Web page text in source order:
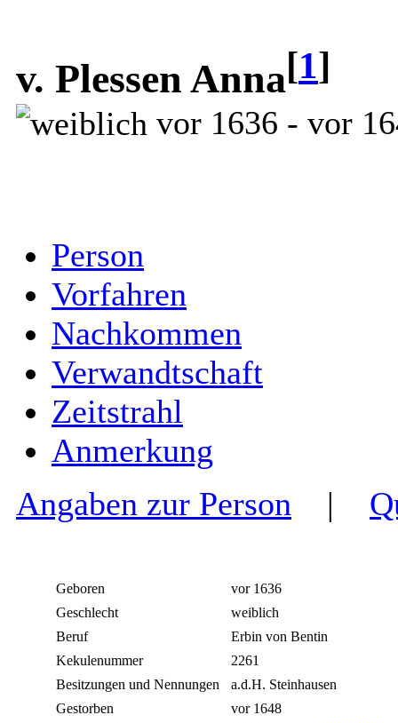
v. Plessen Anna[1]
vor 1636 - vor
Person
Vorfahren
Nachkommen
Verwandtschaft
Zeitstrahl
Anmerkung
Angaben zur Person |
Geboren
vor 1636
Geschlecht
weiblich
Beruf
Erbin von Bentin
Kekulenummer
2261
Besitzungen und Nennungen
a.d.H. Steinhausen
Gestorben
vor 1648